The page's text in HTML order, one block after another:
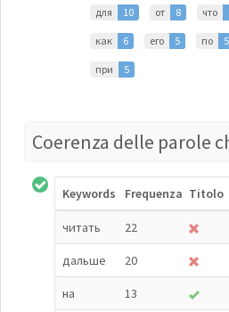
для 10 от 8 что
как 6 его 5 по 5
при 5
Coerenza delle parole
Keywords Frequenza Titolo
читать 22
дальше 20
на 13